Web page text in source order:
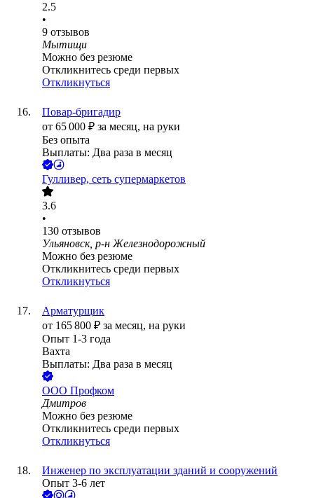
2.5
•
9 отзывов
Мытищи
Можно без резюме
Откликнитесь среди первых
Откликнуться
Повар-бригадир
от 65 000 ₽ за месяц, на руки
Без опыта
Выплаты: Два раза в месяц
Гулливер, сеть супермаркетов
3.6
•
130 отзывов
Ульяновск, р-н Железнодорожный
Можно без резюме
Откликнитесь среди первых
Откликнуться
Арматурщик
от 165 800 ₽ за месяц, на руки
Опыт 1-3 года
Вахта
Выплаты: Два раза в месяц
ООО Профком
Дмитров
Можно без резюме
Откликнитесь среди первых
Откликнуться
Инженер по эксплуатации зданий и сооружений
Опыт 3-6 лет